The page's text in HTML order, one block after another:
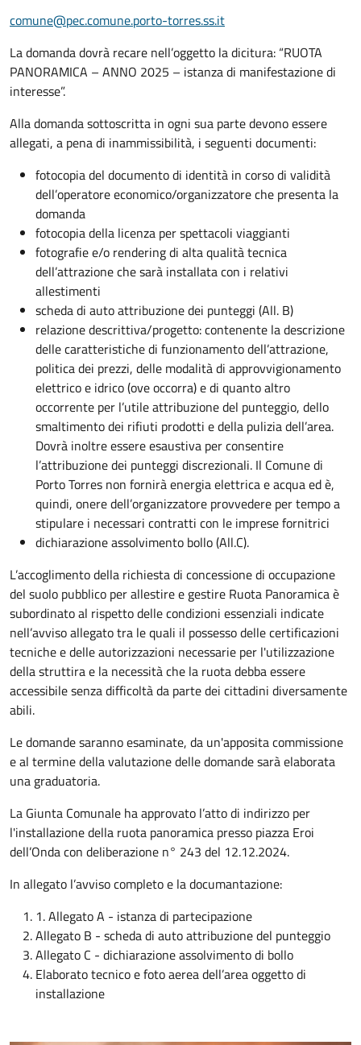
comune@pec.comune.porto-torres.ss.it
La domanda dovrà recare nell’oggetto la dicitura: “RUOTA
PANORAMICA – ANNO 2025 – istanza di manifestazione di
interesse”.
Alla domanda sottoscritta in ogni sua parte devono essere
allegati, a pena di inammissibilità, i seguenti documenti:
fotocopia del documento di identità in corso di validità
dell’operatore economico/organizzatore che presenta la
domanda
fotocopia della licenza per spettacoli viaggianti
fotografie e/o rendering di alta qualità tecnica
dell’attrazione che sarà installata con i relativi
allestimenti
scheda di auto attribuzione dei punteggi (All. B)
relazione descrittiva/progetto: contenente la descrizione
delle caratteristiche di funzionamento dell’attrazione,
politica dei prezzi, delle modalità di approvvigionamento
elettrico e idrico (ove occorra) e di quanto altro
occorrente per l’utile attribuzione del punteggio, dello
smaltimento dei rifiuti prodotti e della pulizia dell’area.
Dovrà inoltre essere esaustiva per consentire
l’attribuzione dei punteggi discrezionali. Il Comune di
Porto Torres non fornirà energia elettrica e acqua ed è,
quindi, onere dell’organizzatore provvedere per tempo a
stipulare i necessari contratti con le imprese fornitrici
dichiarazione assolvimento bollo (All.C).
L’accoglimento della richiesta di concessione di occupazione
del suolo pubblico per allestire e gestire Ruota Panoramica è
subordinato al rispetto delle condizioni essenziali indicate
nell’avviso allegato tra le quali il possesso delle certificazioni
tecniche e delle autorizzazioni necessarie per l'utilizzazione
della struttira e la necessità che la ruota debba essere
accessibile senza difficoltà da parte dei cittadini diversamente
abili.
Le domande saranno esaminate, da un'apposita commissione
e al termine della valutazione delle domande sarà elaborata
una graduatoria.
La Giunta Comunale ha approvato l’atto di indirizzo per
l'installazione della ruota panoramica presso piazza Eroi
dell’Onda con deliberazione n° 243 del 12.12.2024.
In allegato l’avviso completo e la documantazione:
1. Allegato A - istanza di partecipazione
Allegato B - scheda di auto attribuzione del punteggio
Allegato C - dichiarazione assolvimento di bollo
Elaborato tecnico e foto aerea dell’area oggetto di
installazione